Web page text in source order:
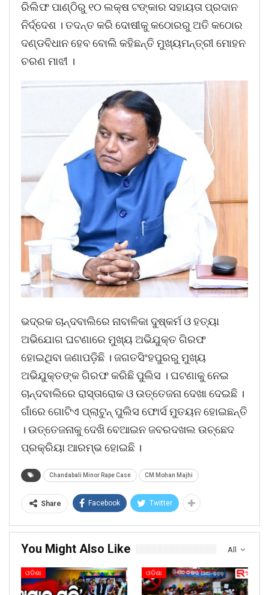
ରିଲିଫ ପାଣ୍ଠିରୁ ୧୦ ଲକ୍ଷ ଟଙ୍କାର ସହାୟତା ପ୍ରଦାନ
ନିର୍ଦ୍ଦେଶ । ତଦନ୍ତ କରି ଦୋଷୀକୁ କଠୋରରୁ ଅତି କଠୋର
ଦଣ୍ଡବିଧାନ ହେବ ବୋଲି କହିଛନ୍ତି ମୁଖ୍ୟମନ୍ତ୍ରୀ ମୋହନ
ଚରଣ ମାଝୀ ।
ଭଦ୍ରକ ଚାନ୍ଦବାଲିରେ ନାବାଳିକା ଦୁଷ୍କର୍ମ ଓ ହତ୍ୟା
ଅଭିଯୋଗ ଘଟଣାରେ ମୁଖ୍ୟ ଅଭିଯୁକ୍ତ ଗିରଫ
ହୋଇଥିବା ଜଣାପଡ଼ିଛି । ଜଗତସିଂହପୁରରୁ ମୁଖ୍ୟ
ଅଭିଯୁକ୍ତଙ୍କ ଗିରଫ କରିଛି ପୁଲିସ । ଘଟଣାକୁ ନେଇ
ଚାନ୍ଦବାଲିରେ ରାସ୍ତାରୋକ ଓ ଉତ୍ତେଜନା ଦେଖା ଦେଇଛି ।
ଗାଁରେ ଗୋଟିଏ ପ୍ଲାଟୁନ୍ ପୁଲିସ ଫୋର୍ସ ମୁତୟନ ହୋଇଛନ୍ତି
। ଉତ୍ତେଜନାକୁ ଦେଖି ବେଆଇନ ଜବରଦଖଲ ଉଚ୍ଛେଦ
ପ୍ରକ୍ରିୟା ଆରମ୍ଭ ହୋଇଛି ।
Chandabali Minor Rape Case CM Mohan Majhi
Share Facebook Twitter
All
You Might Also Like
ଓଡିଶା ଓଡିଶା